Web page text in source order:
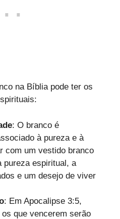
na Bíblia pode ter os
: O branco é
à pureza e à
com um vestido branco
pureza espiritual, a
e um desejo de viver
: Em Apocalipse 3:5,
que vencerem serão